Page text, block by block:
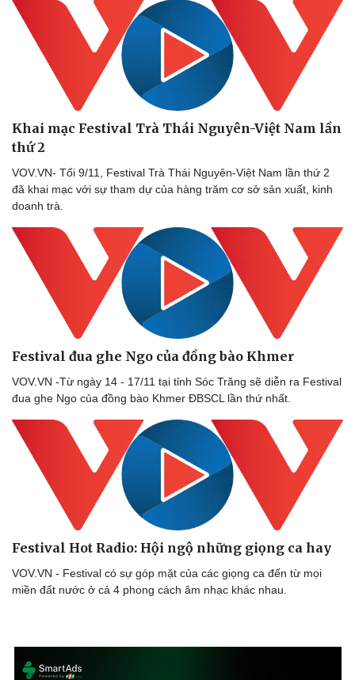
Doanh nghiệp
Thông tin doanh nghiệp
Doanh nghiệp 24h
Công nghệ
Sành điệu
Tin Công nghệ
Khai mạc Festival Trà Thái Nguyên-Việt Nam lần
thứ 2
VOV.VN- Tối 9/11, Festival Trà Thái Nguyên-Việt Nam lần thứ 2
đã khai mạc với sự tham dự của hàng trăm cơ sở sản xuất, kinh
doanh trà.
Festival đua ghe Ngo của đồng bào Khmer
VOV.VN -Từ ngày 14 - 17/11 tại tỉnh Sóc Trăng sẽ diễn ra Festival
đua ghe Ngo của đồng bào Khmer ĐBSCL lần thứ nhất.
Festival Hot Radio: Hội ngộ những giọng ca hay
VOV.VN - Festival có sự góp mặt của các giọng ca đến từ mọi
miền đất nước ở cả 4 phong cách âm nhạc khác nhau.